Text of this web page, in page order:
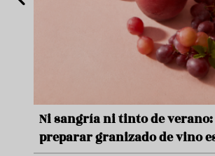
Ni sangría ni tinto de verano:
preparar granizado de vino